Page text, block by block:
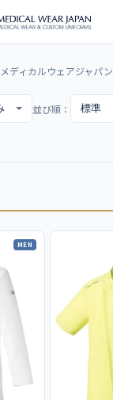
ディカルウェアジャパン
並び順：
MEN